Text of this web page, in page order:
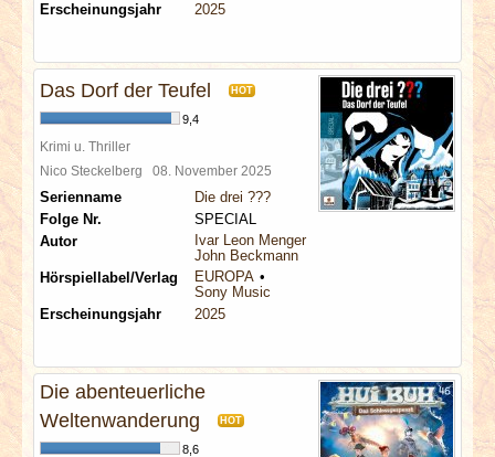
Erscheinungsjahr
2025
Das Dorf der Teufel HOT
9,4
Krimi u. Thriller
Nico Steckelberg 08. November 2025
Serienname
Die drei ???
Folge Nr.
SPECIAL
Autor
Ivar Leon Menger
John Beckmann
Hörspiellabel/Verlag
EUROPA
Sony Music
Erscheinungsjahr
2025
Die abenteuerliche
Weltenwanderung
HOT
8,6